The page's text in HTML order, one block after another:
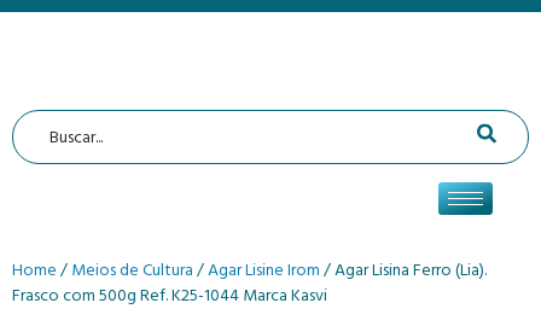
Home/Meios de Cultura/Agar Lisine Irom/ Agar Lisina Ferro (Lia).
Frasco com 500g Ref. K25-1044 Marca Kasvi